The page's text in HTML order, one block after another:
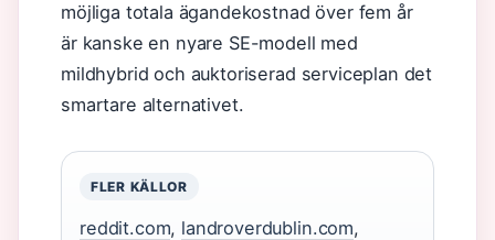
möjliga totala ägandekostnad över fem år
är kanske en nyare SE-modell med
mildhybrid och auktoriserad serviceplan det
smartare alternativet.
FLER KÄLLOR
reddit.com, landroverdublin.com,